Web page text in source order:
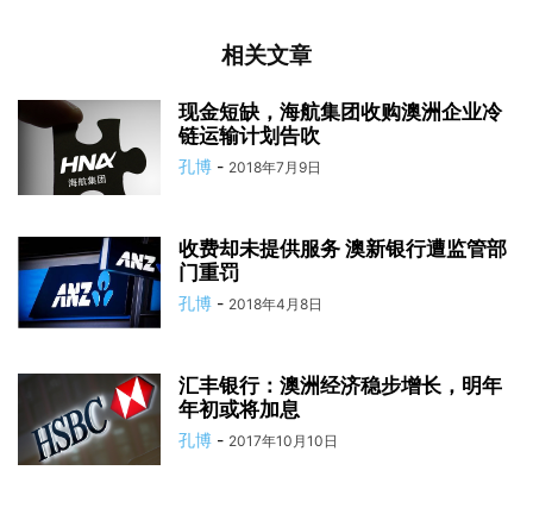
相关文章
现金短缺，海航集团收购澳洲企业冷
链运输计划告吹
孔博 - 2018年7月9日
收费却未提供服务 澳新银行遭监管部
门重罚
孔博 - 2018年4月8日
汇丰银行：澳洲经济稳步增长，明年
年初或将加息
孔博 - 2017年10月10日